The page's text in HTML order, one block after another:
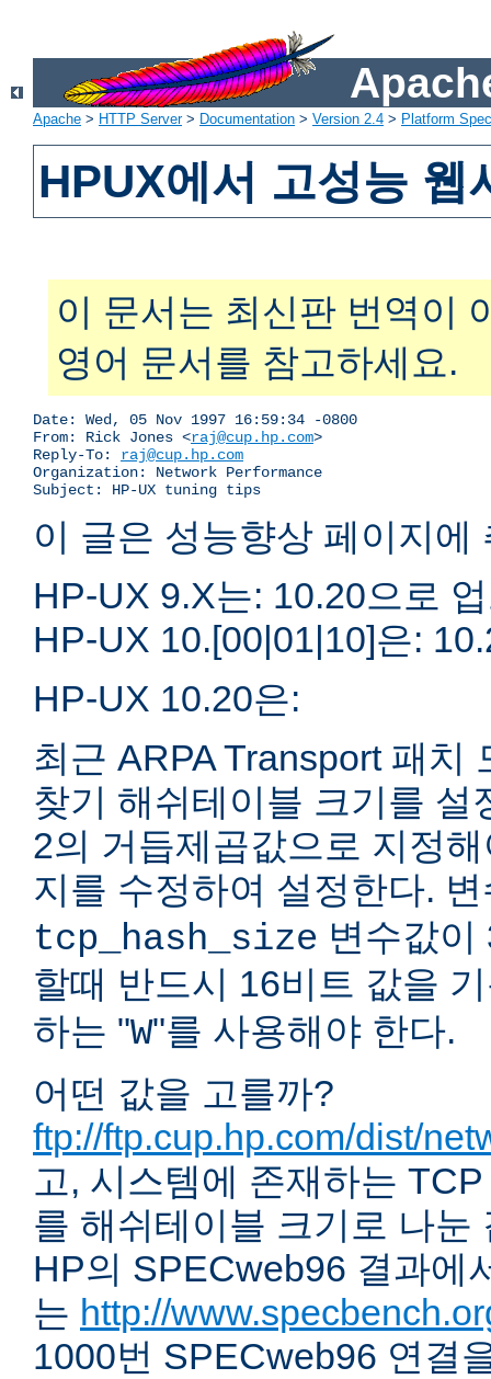
Apache > HTTP Server> Documentation > Version 2.4 > Platform
HPUX에서 고성능 웹
이 문서는 최신판 번역이
영어 문서를 참고하세요.
Date: Wed, 05 Nov 1997 16:59:34 -0800
From: Rick Jones <raj@cup.hp.com>
Reply-To: raj@cup.hp.com
Organization: Network Performance
Subject: HP-UX tuning tips
이 글은 성능향상 페이지
HP-UX 9.X는: 10.20으로
HP-UX 10.[00|01|10]은:
HP-UX 10.20은:
최근 ARPA Transport 패치
찾기 해쉬테이블 크기를
2의 거듭제곱값으로 지정
지를 수정하여 설정한다.
tcp_hash_size 변수값이
할때 반드시 16비트 값을
하는 "W"를 사용해야 한다.
어떤 값을 고를까?
ftp://ftp.cup.hp.com/dist/
고, 시스템에 존재하는
를 해쉬테이블 크기로 나눈
HP의 SPECweb96 결과에
는 http://
1000번 SPECweb96 연결